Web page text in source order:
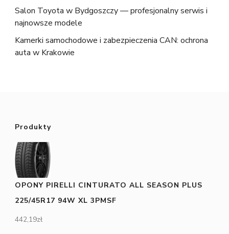
Salon Toyota w Bydgoszczy — profesjonalny serwis i
najnowsze modele
Kamerki samochodowe i zabezpieczenia CAN: ochrona
auta w Krakowie
Produkty
OPONY PIRELLI CINTURATO ALL SEASON PLUS
225/45R17 94W XL 3PMSF
442,19zł